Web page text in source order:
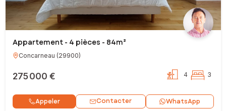
Appartement - 4 pièces - 84m²
Concarneau (29900)
275 000 € 4 3
Appeler Contacter WhatsApp